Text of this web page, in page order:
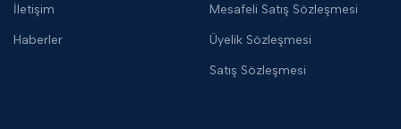
İletişim
Haberler
Mesafeli Satış Sözleşmesi
Üyelik Sözleşmesi
Satış Sözleşmesi